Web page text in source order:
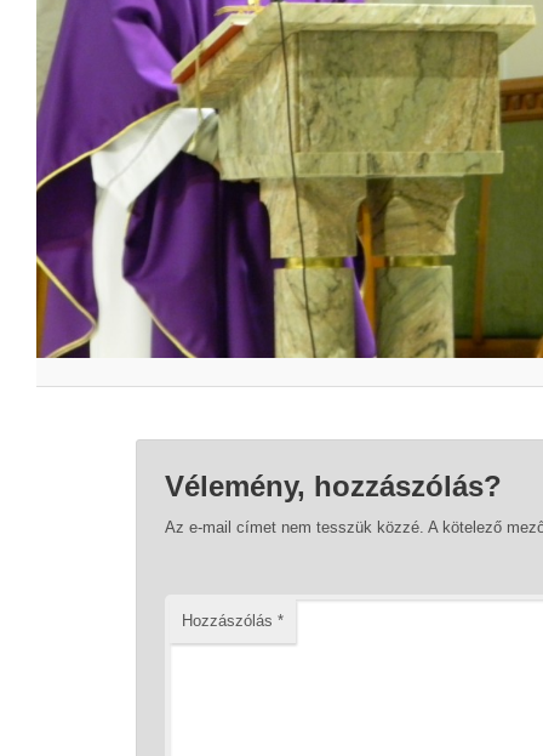
Vélemény, hozzászólás?
Az e-mail címet nem tesszük közzé. A kötelező
Hozzászólás *